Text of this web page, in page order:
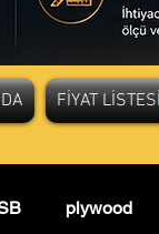
FİYAT
plywood